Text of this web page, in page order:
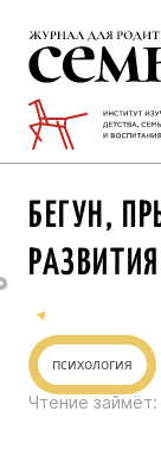
содержимому
БЕГУН,
психология
Чтение займёт: